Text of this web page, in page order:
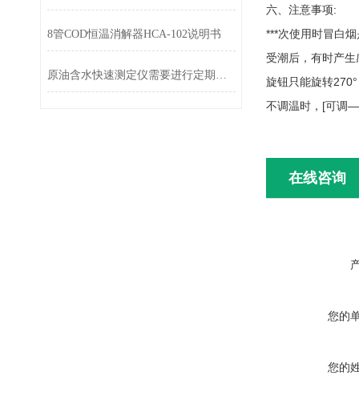
六、注意事项:
***次使用时冒白
受潮后，有时产
旋钮只能旋转
不调温时，[可调
在线咨询
您的
您的
8管COD恒温消解器HCA-102说明书
原油含水快速测定仪需要进行定期校准